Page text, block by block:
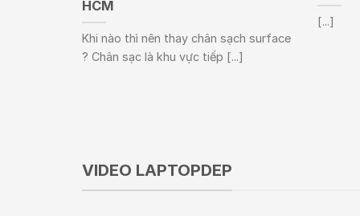
HCM
Khi nào thì nên thay chân sạch surface
? Chân sạc là khu vực tiếp [...]
[...]
VIDEO LAPTOPDEP